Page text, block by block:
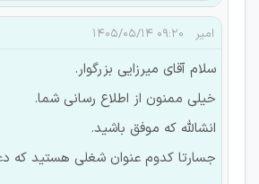
امیر ۰۹:۲۰ ۱۴۰۵/۰۵/۱۴
سلام آقای میرزایی بزرگوار.
خیلی ممنون از اطلاع رسانی شما.
انشالله که موفق باشید.
جسارتا کدوم عنوان شغلی هستید که